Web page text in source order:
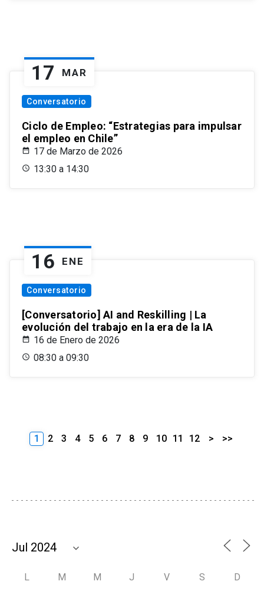
17 MAR
Conversatorio
Ciclo de Empleo: “Estrategias para impulsar
el empleo en Chile”
17 de Marzo de 2026
13:30 a 14:30
16 ENE
Conversatorio
[Conversatorio] AI and Reskilling | La
evolución del trabajo en la era de la IA
16 de Enero de 2026
08:30 a 09:30
1 2 3 4 5 6 7 8 9 10 11 12 > >>
L M M J V S D